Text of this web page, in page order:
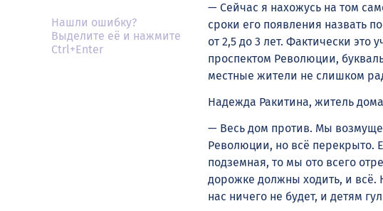
Нашли ошибку?
Выделите её и нажмите
Ctrl+Enter
— Сейчас я нахожусь на том
сроки его появления назвать
от 2,5 до 3 лет. Фактически
проспектом Революции,
местные жители не слишком
Надежда Ракитина, житель
— Весь дом против. Мы
Революции, но всё перекрыто.
подземная, то мы ото всего
дорожке должны ходить, и всё.
нас ничего не будет, и детям